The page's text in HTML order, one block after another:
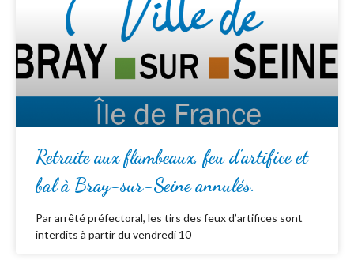
Retraite aux flambeaux, feu d’artifice et
bal à Bray-sur-Seine annulés.
Par arrêté préfectoral, les tirs des feux d’artifices sont
interdits à partir du vendredi 10